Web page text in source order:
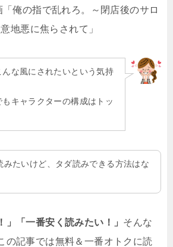
俺の指で乱れろ。～閉店後のサロ
地悪に焦らされて」
んな風にされたいという気持
キャラクターの構成はトッ
みたいけど、タダ読みできる方法はな
」「一番安く読みたい！」 そんな
の記事では無料＆一番オトクに読